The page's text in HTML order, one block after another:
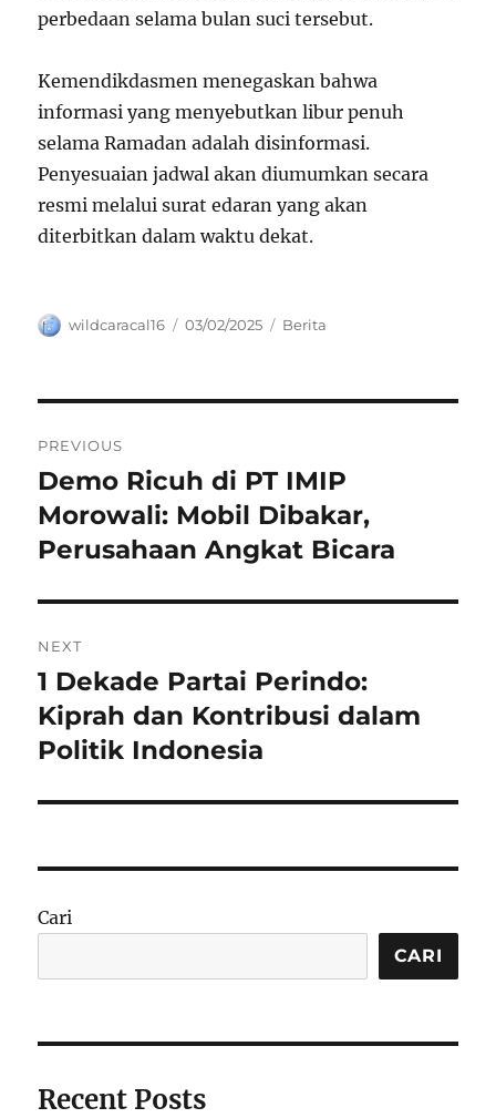
perbedaan selama bulan suci tersebut.
Kemendikdasmen menegaskan bahwa
informasi yang menyebutkan libur penuh
selama Ramadan adalah disinformasi.
Penyesuaian jadwal akan diumumkan secara
resmi melalui surat edaran yang akan
diterbitkan dalam waktu dekat.
Author
wildcaracal16
Posted
03/02/2025 Categories
Berita
pos
PREVIOUS
Previous
post:
Demo Ricuh di PT IMIP
Morowali: Mobil Dibakar,
Perusahaan Angkat Bicara
NEXT
Next
post:
1 Dekade Partai Perindo:
Kiprah dan Kontribusi dalam
Politik Indonesia
Cari
CARI
Recent Posts